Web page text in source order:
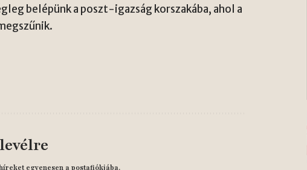
belépünk a poszt-igazság korszakába, ahol a
egyenesen a postafiókjába.